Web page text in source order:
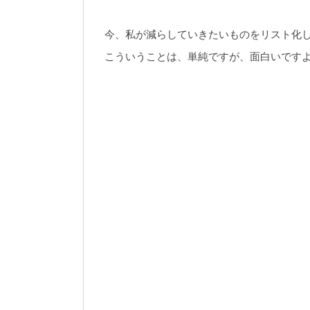
今、私が減らしていきたいものをリスト化
こういうことは、単純ですが、面白いですよ